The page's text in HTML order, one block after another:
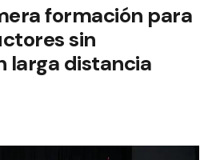
formación para
sin
larga distancia